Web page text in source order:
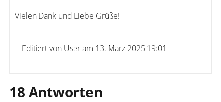
Vielen Dank und Liebe Grüße!
-- Editiert von User am 13. März 2025 19:01
18 Antworten